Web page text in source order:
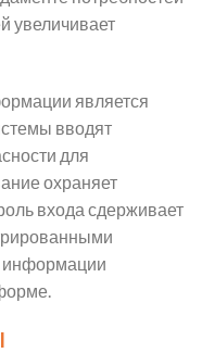
увеличивает
является
вводят
для
охраняет
входа сдерживает
информации